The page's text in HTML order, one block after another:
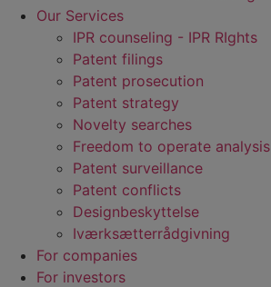
Our Services
IPR counseling - IPR RIghts
Patent filings
Patent prosecution
Patent strategy
Novelty searches
Freedom to operate analysis
Patent surveillance
Patent conflicts
Designbeskyttelse
Iværksætterrådgivning
For companies
For investors